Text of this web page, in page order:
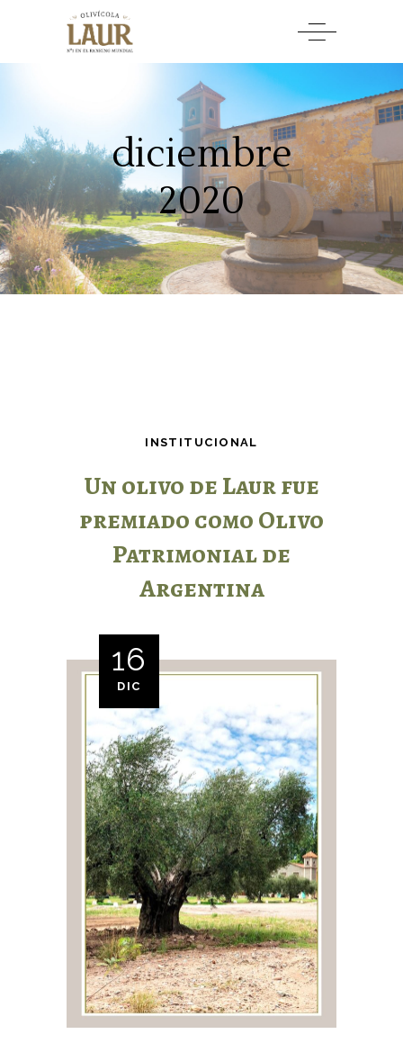
diciembre
2020
INSTITUCIONAL
Un olivo de Laur fue
premiado como Olivo
Patrimonial de
Argentina
16
DIC